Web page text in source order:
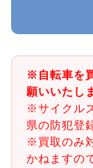
※自転車を
願いいたし
※サイクル
県の防犯登
※買取のみ
かねますの